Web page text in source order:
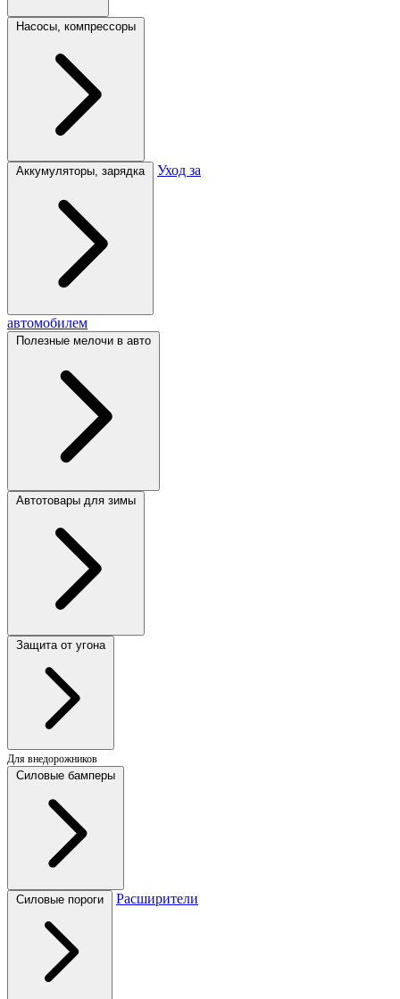
Насосы, компрессоры
Аккумуляторы, зарядка Уход за
автомобилем
Полезные мелочи в авто
Автотовары для зимы
Защита от угона
Для внедорожников
Силовые бамперы
Силовые пороги Расширители